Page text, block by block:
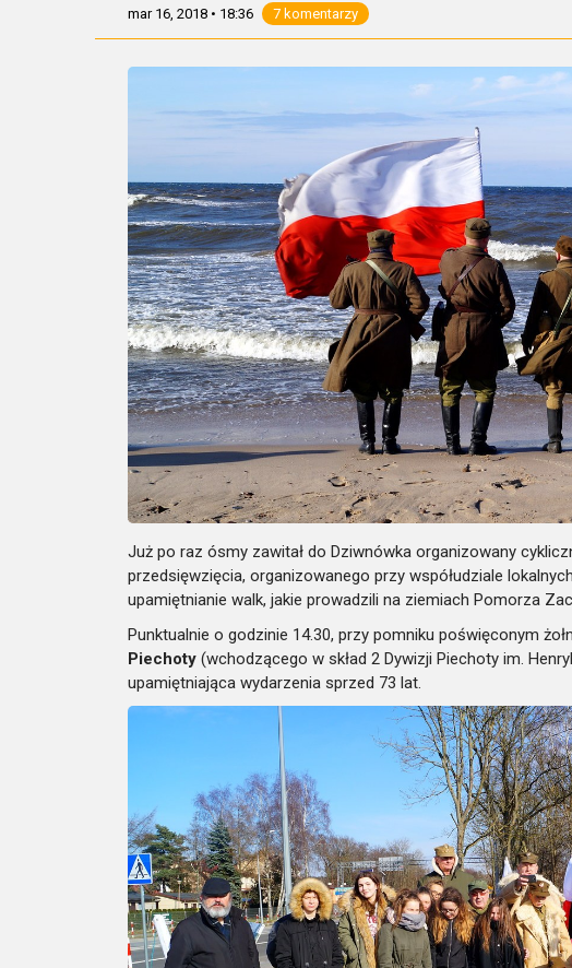
mar 16, 2018 • 18:36 7 komentarzy
Już po raz ósmy zawitał do Dziwnówka organizowany
przedsięwzięcia, organizowanego przy współudziale
upamiętnianie walk, jakie prowadzili na ziemiach Pomorza
Punktualnie o godzinie 14.30, przy pomniku poświęconym
Piechoty (wchodzącego w skład 2 Dywizji Piechoty im.
upamiętniająca wydarzenia sprzed 73 lat.